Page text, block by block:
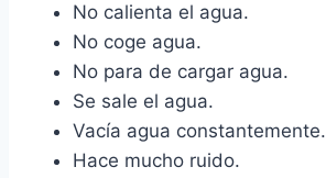
No calienta el agua.
No coge agua.
No para de cargar agua.
Se sale el agua.
Vacía agua constantemente.
Hace mucho ruido.